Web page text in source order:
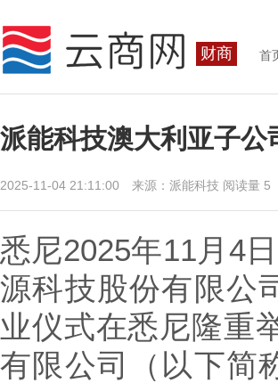
财商 首
派能科技澳大利亚子
2025-11-04 21:11:00 来源：派能科技 阅读量 5
悉尼2025年11月4日
源科技股份有限公
业仪式在悉尼隆重
有限公司（以下简